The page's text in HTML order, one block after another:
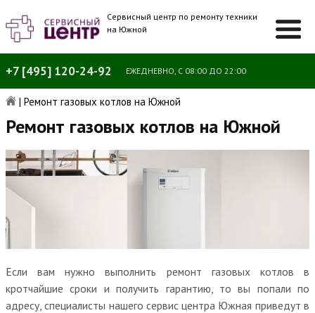
Сервисный центр по ремонту техники
на Южной
+7 [495] 120-24-92 ЕЖЕДНЕВНО, С 08:00 ДО 22:00
| Ремонт газовых котлов на Южной
Ремонт газовых котлов на Южной
Если вам нужно выполнить ремонт газовых котлов в
кротчайшие сроки и получить гарантию, то вы попали по
адресу, специалисты нашего сервис центра Южная приведут в